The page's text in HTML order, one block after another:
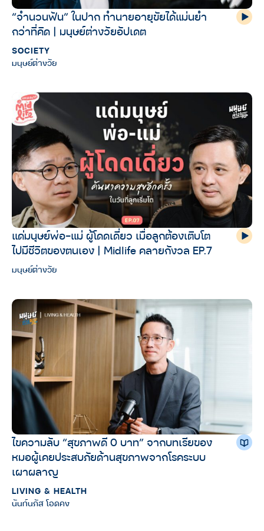
“จำนวนฟัน” ในปาก ทำนายอายุขัยได้แม่นยำ
กว่าที่คิด | มนุษย์ต่างวัยอัปเดต
SOCIETY
มนุษย์ต่างวัย
แด่มนุษย์พ่อ-แม่ ผู้โดดเดี่ยว เมื่อลูกต้องเติบโต
ไปมีชีวิตของตนเอง | Midlife คลายกังวล EP.7
มนุษย์ต่างวัย
ไขความลับ “สุขภาพดี 0 บาท” จากบทเรียของ
หมอผู้เคยประสบภัยด้านสุขภาพจากโรคระบบ
เผาผลาญ
LIVING & HEALTH
นันท์นภัส โอดคง